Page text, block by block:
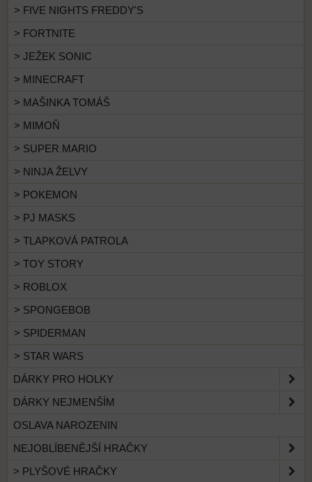
> FIVE NIGHTS FREDDY'S
> FORTNITE
> JEŽEK SONIC
> MINECRAFT
> MAŠINKA TOMÁŠ
> MIMOŇ
> SUPER MARIO
> NINJA ŽELVY
> POKEMON
> PJ MASKS
> TLAPKOVÁ PATROLA
> TOY STORY
> ROBLOX
> SPONGEBOB
> SPIDERMAN
> STAR WARS
DÁRKY PRO HOLKY
DÁRKY NEJMENŠÍM
OSLAVA NAROZENIN
NEJOBLÍBENĚJŠÍ HRAČKY
> PLYŠOVÉ HRAČKY